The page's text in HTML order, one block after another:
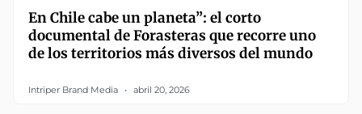
En Chile cabe un planeta”: el corto
documental de Forasteras que recorre uno
de los territorios más diversos del mundo
Intriper Brand Media abril 20, 2026